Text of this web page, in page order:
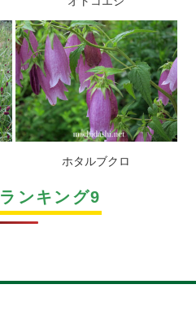
ホタルブクロ
ンキング9